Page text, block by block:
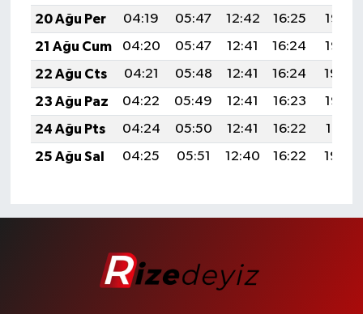
20 Ağu Per
04:19 05:47 12:42 16:25
19:27
21 Ağu Cum
04:20 05:47 12:41 16:24
19:25
22 Ağu Cts
04:21 05:48 12:41 16:24
19:24
23 Ağu Paz
04:22 05:49 12:41 16:23
19:23
24 Ağu Pts
04:24 05:50 12:41 16:22
19:21
25 Ağu Sal
04:25 05:51 12:40 16:22 19:20